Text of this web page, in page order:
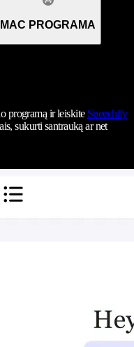
MAC PROGRAMA
programą ir leiskite Speechify
sukurti santrauką ar net